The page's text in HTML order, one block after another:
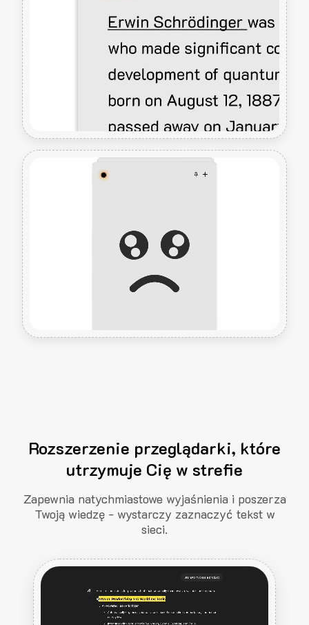
Rozszerzenie przeglądarki, które
utrzymuje Cię w strefie
Zapewnia natychmiastowe wyjaśnienia i poszerza
Twoją wiedzę - wystarczy zaznaczyć tekst w
sieci.